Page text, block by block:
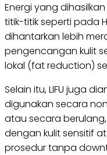
Energi yang
titik-titik seperti pada
dihantarkan lebih
pengencangan kulit
lokal (fat reduction)
Selain itu, LIFU juga
digunakan secara
atau secara
dengan kulit sensitif
prosedur tanpa